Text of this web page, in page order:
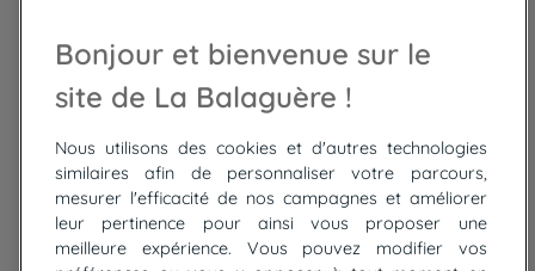
Trek Mauritanie
Trek
Top
circuits
Tour du lac de Constance à vélo
Cyclades : Amorgos et Naxos
Randonnée aux Bardenas Reales
Bonjour et bienvenue sur le
site de La Balaguère !
Nous utilisons des cookies et d'autres technologies
similaires afin de personnaliser votre parcours,
mesurer l'efficacité de nos campagnes et améliorer
leur pertinence pour ainsi vous proposer une
meilleure expérience. Vous pouvez modifier vos